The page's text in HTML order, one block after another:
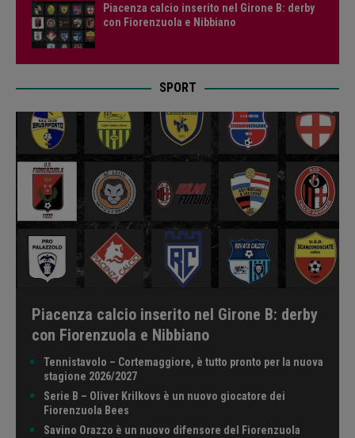
Piacenza calcio inserito nel Girone B: derby
con Fiorenzuola e Nibbiano
SPORT
Piacenza calcio inserito nel Girone B: derby
con Fiorenzuola e Nibbiano
Tennistavolo – Cortemaggiore, è tutto pronto per la nuova
stagione 2026/2027
Serie B – Oliver Krilkovs è un nuovo giocatore dei
Fiorenzuola Bees
Savino Orazzo è un nuovo difensore del Fiorenzuola